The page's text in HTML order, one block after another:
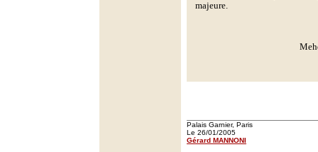
majeure.
Palais Garnier, Paris
Le 26/01/2005
Gérard MANNONI